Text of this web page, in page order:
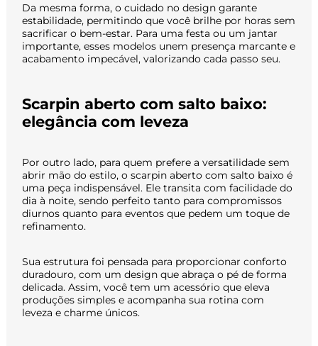
Da mesma forma, o cuidado no design garante
estabilidade, permitindo que você brilhe por horas sem
sacrificar o bem-estar. Para uma festa ou um jantar
importante, esses modelos unem presença marcante e
acabamento impecável, valorizando cada passo seu.
Scarpin aberto com salto baixo:
elegância com leveza
Por outro lado, para quem prefere a versatilidade sem
abrir mão do estilo, o scarpin aberto com salto baixo é
uma peça indispensável. Ele transita com facilidade do
dia à noite, sendo perfeito tanto para compromissos
diurnos quanto para eventos que pedem um toque de
refinamento.
Sua estrutura foi pensada para proporcionar conforto
duradouro, com um design que abraça o pé de forma
delicada. Assim, você tem um acessório que eleva
produções simples e acompanha sua rotina com
leveza e charme únicos.